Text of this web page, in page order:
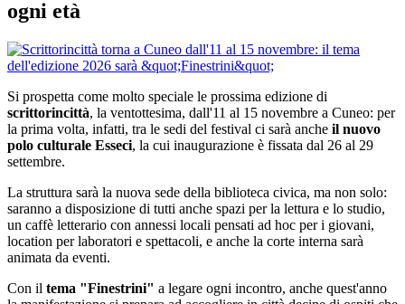
ogni età
Si prospetta come molto speciale le prossima edizione di
scrittorincittà, la ventottesima, dall'11 al 15 novembre a Cuneo: per
la prima volta, infatti, tra le sedi del festival ci sarà anche il nuovo
polo culturale Esseci, la cui inaugurazione è fissata dal 26 al 29
settembre.
La struttura sarà la nuova sede della biblioteca civica, ma non solo:
saranno a disposizione di tutti anche spazi per la lettura e lo studio,
un caffè letterario con annessi locali pensati ad hoc per i giovani,
location per laboratori e spettacoli, e anche la corte interna sarà
animata da eventi.
Con il tema "Finestrini" a legare ogni incontro, anche quest'anno